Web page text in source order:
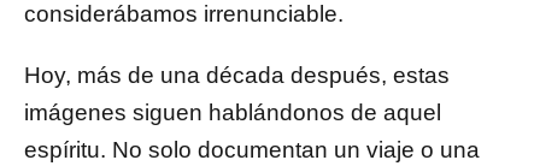
considerábamos irrenunciable.
Hoy, más de una década después, estas
imágenes siguen hablándonos de aquel
espíritu. No solo documentan un viaje o una